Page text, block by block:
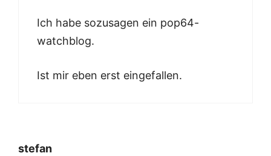
Ich habe sozusagen ein pop64-
watchblog.
Ist mir eben erst eingefallen.
stefan